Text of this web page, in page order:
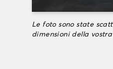
Le foto sono state
dimensioni della